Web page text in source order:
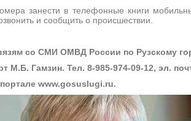
занести в телефонные книги
и сообщить о происшествии.
со СМИ ОМВД России по Рузскому
М.Б. Гамзин. Тел. 8-985-974-09-12, эл.
www.gosuslugi.ru.